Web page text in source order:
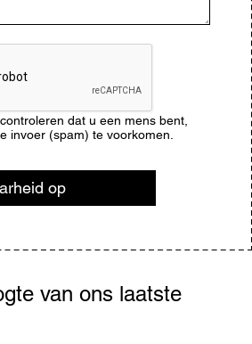
dat u een mens bent,
invoer (spam) te voorkomen.
op
van ons laatste